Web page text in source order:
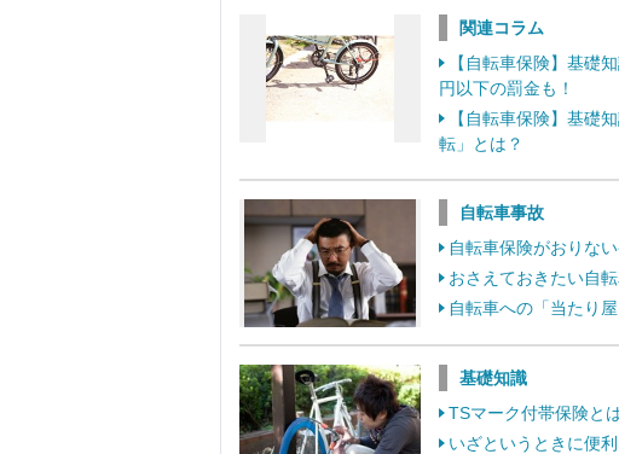
関連コラム
【自転車保険】基礎
円以下の罰金も！
【自転車保険】基礎
転」とは？
自転車事故
自転車保険がおりな
おさえておきたい自
自転車への「当たり屋
基礎知識
TSマーク付帯保険と
いざというときに便